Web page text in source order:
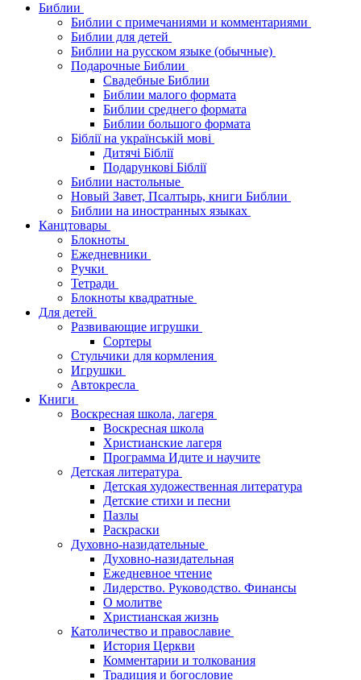
Библии
Библии с примечаниями и комментариями
Библии для детей
Библии на русском языке (обычные)
Подарочные Библии
Свадебные Библии
Библии малого формата
Библии среднего формата
Библии большого формата
Біблії на українській мові
Дитячі Біблії
Подарункові Біблії
Библии настольные
Новый Завет, Псалтырь, книги Библии
Библии на иностранных языках
Канцтовары
Блокноты
Ежедневники
Ручки
Тетради
Блокноты квадратные
Для детей
Развивающие игрушки
Сортеры
Стульчики для кормления
Игрушки
Автокресла
Книги
Воскресная школа, лагеря
Воскресная школа
Христианские лагеря
Программа Идите и научите
Детская литература
Детская художественная литература
Детские стихи и песни
Пазлы
Раскраски
Духовно-назидательные
Духовно-назидательная
Ежедневное чтение
Лидерство. Руководство. Финансы
О молитве
Христианская жизнь
Католичество и православие
История Церкви
Комментарии и толкования
Традиция и богословие